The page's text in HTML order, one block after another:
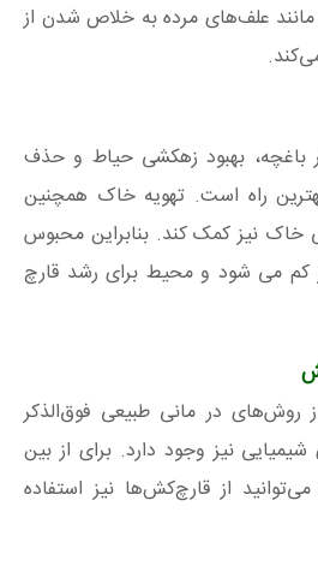
علف‌های مرده به خلاص شدن از
باغچه، بهبود زهکشی حیاط و حذف
راه است. تهویه خاک همچنین
خاک نیز کمک کند. بنابراین محبوس
می شود و محیط برای رشد قارچ
روش‌های در مانی طبیعی فوق‌الذکر
نیز وجود دارد. برای از بین
از قارچ‌کش‌ها نیز استفاده